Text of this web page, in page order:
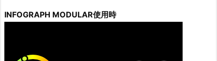
INFOGRAPH MODULAR使用時